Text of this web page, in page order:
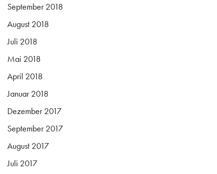
September 2018
August 2018
Juli 2018
Mai 2018
April 2018
Januar 2018
Dezember 2017
September 2017
August 2017
Juli 2017